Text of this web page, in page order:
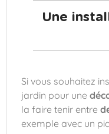
Une
Si vous souhaitez
jardin pour une
la faire tenir entre
exemple avec un